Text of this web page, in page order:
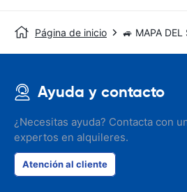
Página de inicio 🚙 MAPA
Ayuda y contacto
¿Necesitas ayuda? Contacta con
expertos en alquileres.
Atención al cliente